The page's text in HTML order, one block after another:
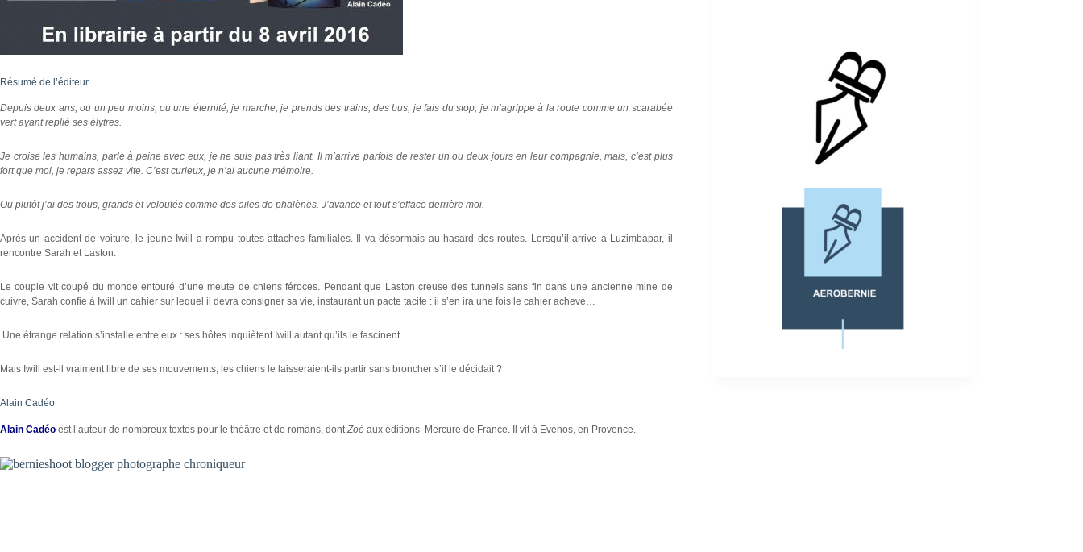
Résumé de l’éditeur
Depuis deux ans, ou un peu moins, ou une éternité, je marche, je prends des trains, des bus, je fais du stop, je m’agrippe à la route comme un scarabée
vert ayant replié ses élytres.
Je croise les humains, parle à peine avec eux, je ne suis pas très liant. Il m’arrive parfois de rester un ou deux jours en leur compagnie, mais, c’est plus
fort que moi, je repars assez vite. C’est curieux, je n’ai aucune mémoire.
Ou plutôt j’ai des trous, grands et veloutés comme des ailes de phalènes. J’avance et tout s’efface derrière moi.
Après un accident de voiture, le jeune Iwill a rompu toutes attaches familiales. Il va désormais au hasard des routes. Lorsqu’il arrive à Luzimbapar, il
rencontre Sarah et Laston.
Le couple vit coupé du monde entouré d’une meute de chiens féroces. Pendant que Laston creuse des tunnels sans fin dans une ancienne mine de
cuivre, Sarah confie à Iwill un cahier sur lequel il devra consigner sa vie, instaurant un pacte tacite : il s’en ira une fois le cahier achevé…
Une étrange relation s’installe entre eux : ses hôtes inquiètent Iwill autant qu’ils le fascinent.
Mais Iwill est-il vraiment libre de ses mouvements, les chiens le laisseraient-ils partir sans broncher s’il le décidait ?
Alain Cadéo
Alain Cadéo est l’auteur de nombreux textes pour le théâtre et de romans, dontZoé aux éditions Mercure de France. Il vit à Evenos, en Provence.